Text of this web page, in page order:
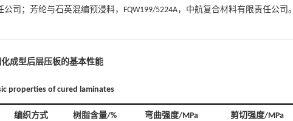
司；芳纶与石英混编预浸料，FQW199/5224A，中航复合材料有限责任公司。
化成型后层压板的基本性能
properties of cured laminates
编织方式 树脂含量/% 弯曲强度/MPa 剪切强度/MPa